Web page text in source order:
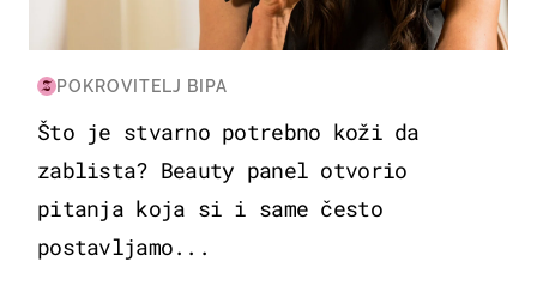
POKROVITELJ BIPA
Što je stvarno potrebno koži da
zablista? Beauty panel otvorio
pitanja koja si i same često
postavljamo...